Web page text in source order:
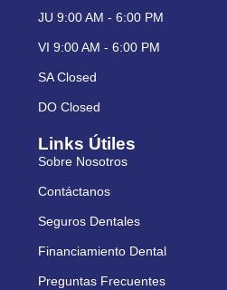
JU 9:00 AM - 6:00 PM
VI 9:00 AM - 6:00 PM
SA Closed
DO Closed
Links Útiles
Sobre Nosotros
Contáctanos
Seguros Dentales
Financiamiento Dental
Preguntas Frecuentes